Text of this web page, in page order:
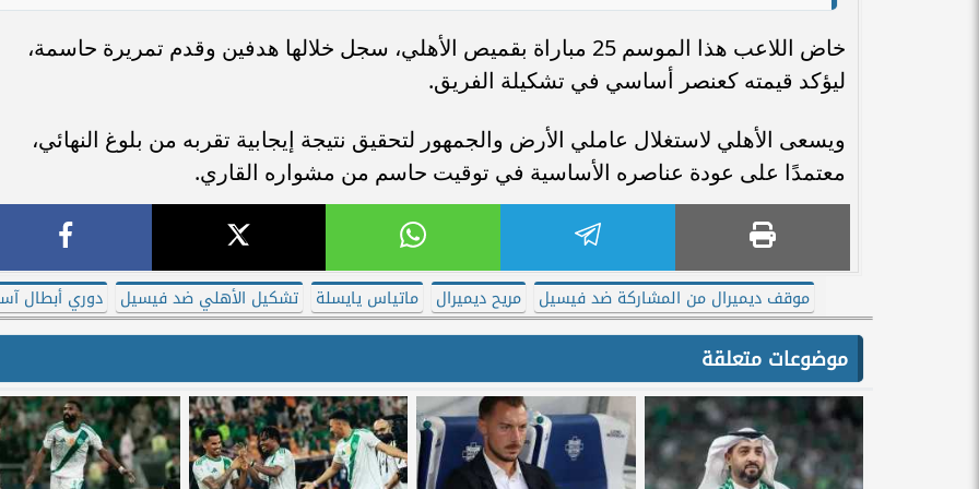
خاض اللاعب هذا الموسم 25 مباراة بقميص الأهلي، سجل خلالها هدفين وقدم تمريرة حاسمة،
ليؤكد قيمته كعنصر أساسي في تشكيلة الفريق.
ويسعى الأهلي لاستغلال عاملي الأرض والجمهور لتحقيق نتيجة إيجابية تقربه من بلوغ النهائي،
معتمدًا على عودة عناصره الأساسية في توقيت حاسم من مشواره القاري.
موقف ديميرال من المشاركة ضد فيسيل مريح ديميرال ماتياس يايسلة تشكيل الأهلي ضد فيسيل دوري أبطال
موضوعات متعلقة